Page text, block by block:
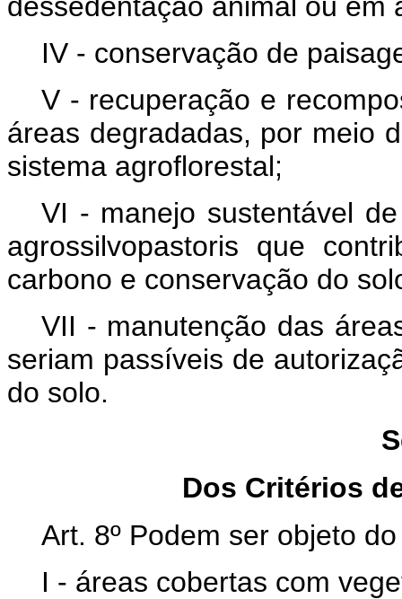
IV - conservação de
V - recuperação e
áreas degradadas, por meio
sistema agroflorestal;
VI - manejo sustentável
agrossilvopastoris que
carbono e conservação do
VII - manutenção das
seriam passíveis de
do solo.
Dos Critérios
Art. 8º Podem ser objeto
I - áreas cobertas com